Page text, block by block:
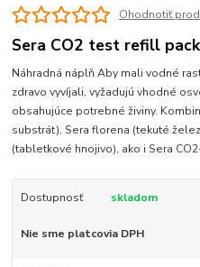
Ohodnotiť
Sera CO2 test refill
Náhradná náplň Aby mali vodné
zdravo vyvíjali, vyžadujú vhodné
obsahujúce potrebné živiny.
substrát), Sera florena (tekuté
(tabletkové hnojivo), ako i Sera
Dostupnosť skladom
Nie sme platcovia DPH